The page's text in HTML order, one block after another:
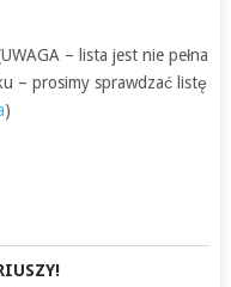
– lista jest nie pełna
– prosimy sprawdzać listę
)